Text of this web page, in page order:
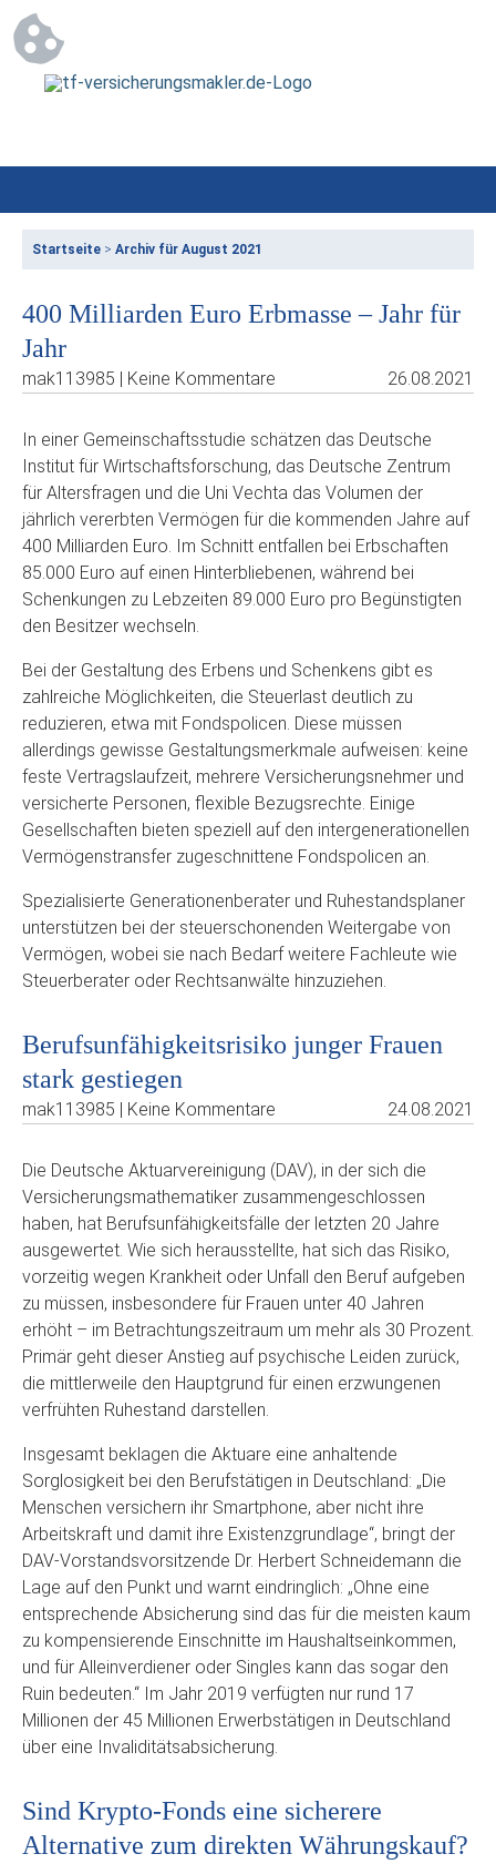
Startseite > Archiv für August 2021
400 Milliarden Euro Erbmasse – Jahr für
Jahr
mak113985 | Keine Kommentare 26.08.2021
In einer Gemeinschaftsstudie schätzen das Deutsche
Institut für Wirtschaftsforschung, das Deutsche Zentrum
für Altersfragen und die Uni Vechta das Volumen der
jährlich vererbten Vermögen für die kommenden Jahre auf
400 Milliarden Euro. Im Schnitt entfallen bei Erbschaften
85.000 Euro auf einen Hinterbliebenen, während bei
Schenkungen zu Lebzeiten 89.000 Euro pro Begünstigten
den Besitzer wechseln.
Bei der Gestaltung des Erbens und Schenkens gibt es
zahlreiche Möglichkeiten, die Steuerlast deutlich zu
reduzieren, etwa mit Fondspolicen. Diese müssen
allerdings gewisse Gestaltungsmerkmale aufweisen: keine
feste Vertragslaufzeit, mehrere Versicherungsnehmer und
versicherte Personen, flexible Bezugsrechte. Einige
Gesellschaften bieten speziell auf den intergenerationellen
Vermögenstransfer zugeschnittene Fondspolicen an.
Spezialisierte Generationenberater und Ruhestandsplaner
unterstützen bei der steuerschonenden Weitergabe von
Vermögen, wobei sie nach Bedarf weitere Fachleute wie
Steuerberater oder Rechtsanwälte hinzuziehen.
Berufsunfähigkeitsrisiko junger Frauen
stark gestiegen
mak113985 | Keine Kommentare 24.08.2021
Die Deutsche Aktuarvereinigung (DAV), in der sich die
Versicherungsmathematiker zusammengeschlossen
haben, hat Berufsunfähigkeitsfälle der letzten 20 Jahre
ausgewertet. Wie sich herausstellte, hat sich das Risiko,
vorzeitig wegen Krankheit oder Unfall den Beruf aufgeben
zu müssen, insbesondere für Frauen unter 40 Jahren
erhöht – im Betrachtungszeitraum um mehr als 30 Prozent.
Primär geht dieser Anstieg auf psychische Leiden zurück,
die mittlerweile den Hauptgrund für einen erzwungenen
verfrühten Ruhestand darstellen.
Insgesamt beklagen die Aktuare eine anhaltende
Sorglosigkeit bei den Berufstätigen in Deutschland: „Die
Menschen versichern ihr Smartphone, aber nicht ihre
Arbeitskraft und damit ihre Existenzgrundlage“, bringt der
DAV-Vorstandsvorsitzende Dr. Herbert Schneidemann die
Lage auf den Punkt und warnt eindringlich: „Ohne eine
entsprechende Absicherung sind das für die meisten kaum
zu kompensierende Einschnitte im Haushaltseinkommen,
und für Alleinverdiener oder Singles kann das sogar den
Ruin bedeuten.“ Im Jahr 2019 verfügten nur rund 17
Millionen der 45 Millionen Erwerbstätigen in Deutschland
über eine Invaliditätsabsicherung.
Sind Krypto-Fonds eine sicherere
Alternative zum direkten Währungskauf?